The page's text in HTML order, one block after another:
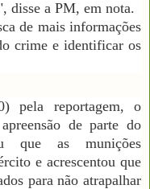
disse a PM, em nota.
de mais informações
crime e identificar os
pela reportagem, o
de parte do
que as munições
e acrescentou que
para não atrapalhar